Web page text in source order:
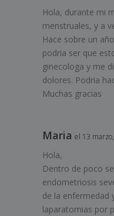
Hola, durante mi
menstruales, y a
Hace sobre un
podria ser que
ginecologa y me
dolores. Podria
Muchas gracias
Maria el 13
Hola,
Dentro de poco
endometriosis
de la enfermedad
laparatomias por